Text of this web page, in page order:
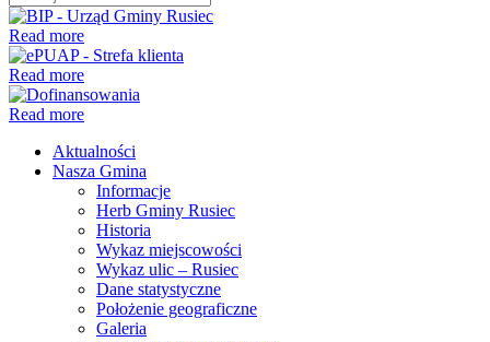
Read more
Read more
Read more
Aktualności
Nasza Gmina
Informacje
Herb Gminy Rusiec
Historia
Wykaz miejscowości
Wykaz ulic – Rusiec
Dane statystyczne
Położenie geograficzne
Galeria